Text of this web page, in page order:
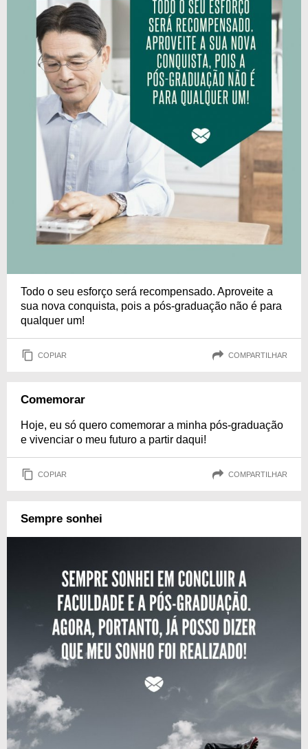
Todo o seu esforço será recompensado. Aproveite a
sua nova conquista, pois a pós-graduação não é para
qualquer um!
COPIAR COMPARTILHAR
Comemorar
Hoje, eu só quero comemorar a minha pós-graduação
e vivenciar o meu futuro a partir daqui!
COPIAR COMPARTILHAR
Sempre sonhei